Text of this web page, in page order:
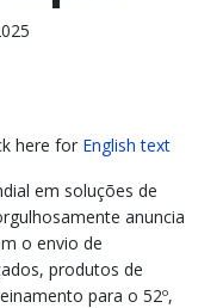
here for English text
em soluções de
anuncia
o envio de
produtos de
para o 52º,